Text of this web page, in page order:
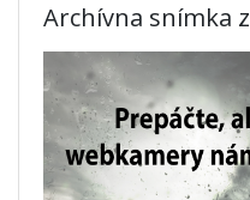
Archívna snímka